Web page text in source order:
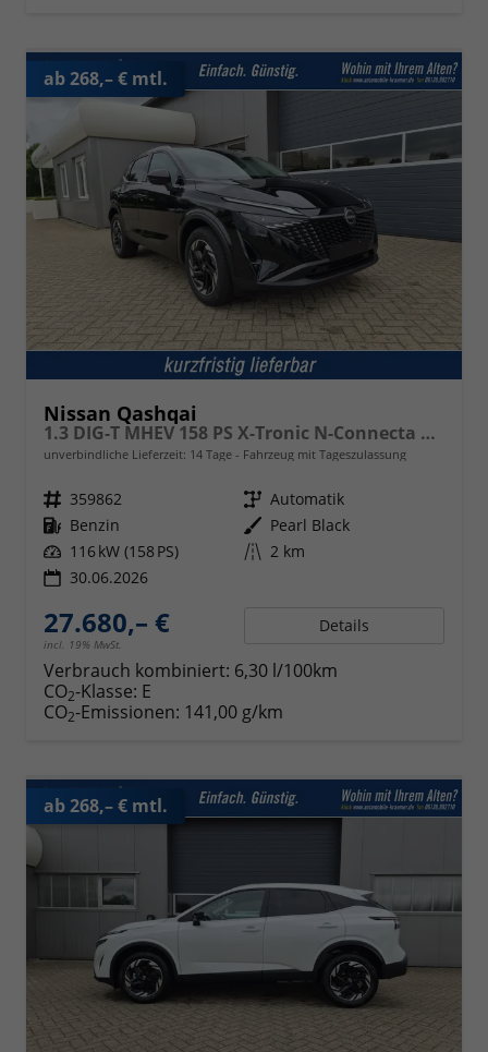
ab 268,– € mtl.
Nissan Qashqai
1.3 DIG-T MHEV 158 PS X-Tronic N-Connecta Teil-Leder PanoGlasdach Klimaautomatik Sitzheizung Lenkradheizung Navi ACC PDC v+h 360°Kamera DAB Bluetooth Touchscreen Apple CarPlay Android Auto 18"LM
unverbindliche Lieferzeit: 14 Tage Fahrzeug mit Tageszulassung
Fahrzeugnr. 359862 Getriebe Automatik
Kraftstoff Benzin Außenfarbe Pearl Black
Leistung 116 kW (158 PS) Kilometerstand 2 km
30.06.2026
27.680,– €
incl. 19% MwSt.
Details
Verbrauch kombiniert: 6,30 l/100km
CO2-Klasse: E
CO2-Emissionen: 141,00 g/km
ab 268,– € mtl.